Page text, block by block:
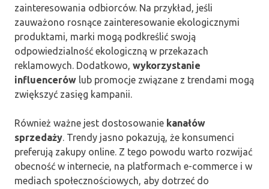
zainteresowania odbiorców. Na przykład, jeśli
zauważono rosnące zainteresowanie ekologicznymi
produktami, marki mogą podkreślić swoją
odpowiedzialność ekologiczną w przekazach
reklamowych. Dodatkowo, wykorzystanie
influencerów lub promocje związane z trendami mogą
zwiększyć zasięg kampanii.
Również ważne jest dostosowanie kanałów
sprzedaży. Trendy jasno pokazują, że konsumenci
preferują zakupy online. Z tego powodu warto rozwijać
obecność w internecie, na platformach e-commerce i w
mediach społecznościowych, aby dotrzeć do